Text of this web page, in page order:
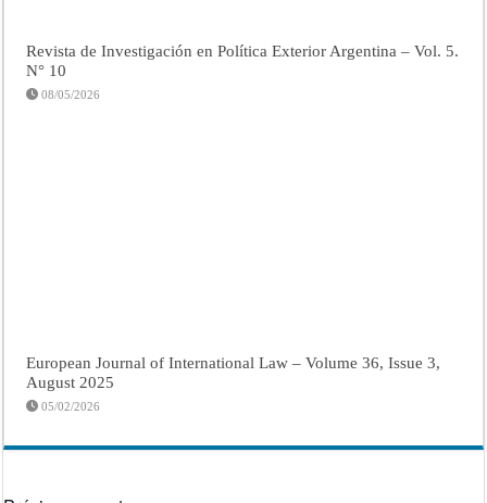
Revista de Investigación en Política Exterior Argentina – Vol. 5.
N° 10
08/05/2026
European Journal of International Law – Volume 36, Issue 3,
August 2025
05/02/2026